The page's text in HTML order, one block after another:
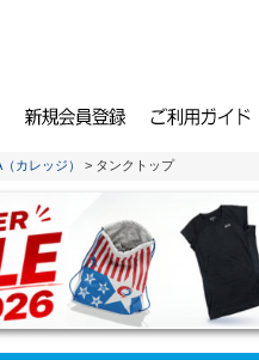
カレッジ） > タンクトップ